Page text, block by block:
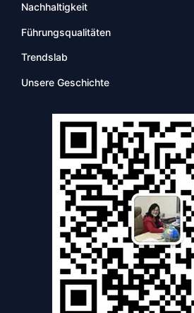
Nachhaltigkeit
Führungsqualitäten
Trendslab
Unsere Geschichte